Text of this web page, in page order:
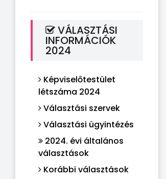
VÁLASZTÁSI
INFORMÁCIÓK
2024
Képviselőtestület
létszáma 2024
Választási szervek
Választási ügyintézés
2024. évi általános
választások
Korábbi választások